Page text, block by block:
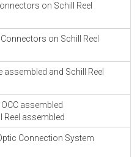
on Schill Reel
on Schill Reel
and Schill Reel
assembled
Reel assembled
Connection System